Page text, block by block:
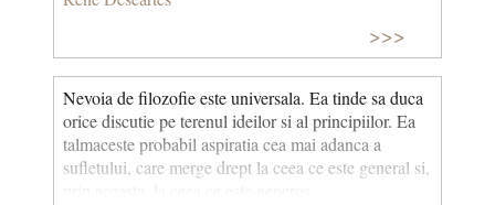
>>>
Nevoia de filozofie este universala. Ea tinde sa duca
orice discutie pe terenul ideilor si al principiilor. Ea
talmaceste probabil aspiratia cea mai adanca a
sufletului, care merge drept la ceea ce este general si,